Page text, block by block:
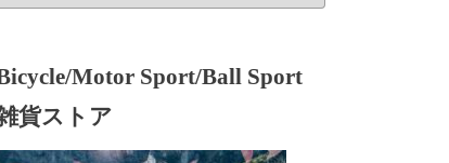
Motor Sport/Ball Sport
貨ストア